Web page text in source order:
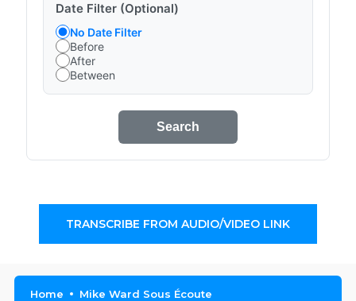
Date Filter (Optional)
No Date Filter
Before
After
Between
Search
TRANSCRIBE FROM AUDIO/VIDEO LINK
Home Mike Ward Sous Écoute